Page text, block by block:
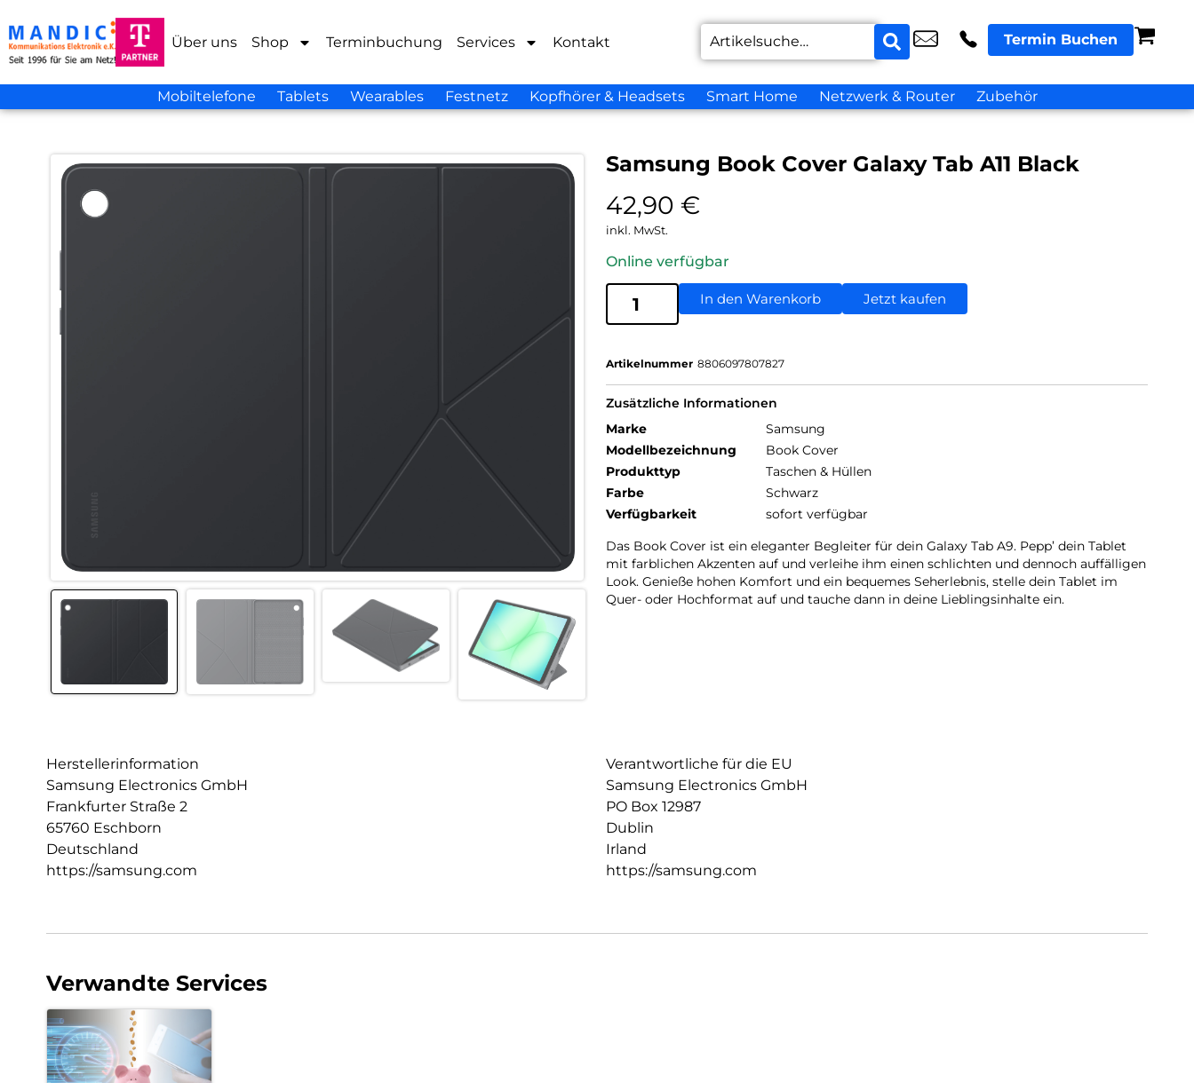
Über uns Shop Terminbuchung Services Kontakt Termin Buchen
Mobiltelefone Tablets Wearables Festnetz Kopfhörer & Headsets Smart Home Netzwerk & Router Zubehör
Samsung Book Cover Galaxy Tab A11 Black
42,90 €
inkl. MwSt.
Online verfügbar
In den Warenkorb Jetzt kaufen
Artikelnummer 8806097807827
Zusätzliche Informationen
Marke
Samsung
Modellbezeichnung
Book Cover
Produkttyp
Taschen & Hüllen
Farbe
Schwarz
Verfügbarkeit
sofort verfügbar
Das Book Cover ist ein eleganter Begleiter für dein Galaxy Tab A9. Pepp’ dein Tablet
mit farblichen Akzenten auf und verleihe ihm einen schlichten und dennoch auffälligen
Look. Genieße hohen Komfort und ein bequemes Seherlebnis, stelle dein Tablet im
Quer- oder Hochformat auf und tauche dann in deine Lieblingsinhalte ein.
Herstellerinformation
Samsung Electronics GmbH
Frankfurter Straße 2
65760 Eschborn
Deutschland
https://samsung.com
Verantwortliche für die EU
Samsung Electronics GmbH
PO Box 12987
Dublin
Irland
https://samsung.com
Verwandte Services